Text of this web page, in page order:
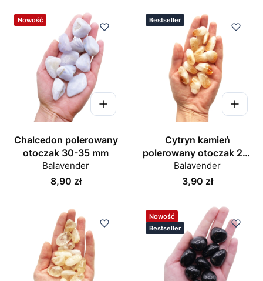
Nowość
Chalcedon polerowany
otoczak 30-35 mm
Balavender
Cena
8,90 zł
Bestseller
Cytryn kamień
polerowany otoczak 25-
30 mm
Balavender
Cena
3,90 zł
Bestseller
Nowość